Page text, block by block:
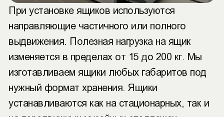
При установке ящиков используются
направляющие частичного или полного
выдвижения. Полезная нагрузка на ящик
изменяется в пределах от 15 до 200 кг. Мы
изготавливаем ящики любых габаритов под
нужный формат хранения. Ящики
устанавливаются как на стационарных, так и